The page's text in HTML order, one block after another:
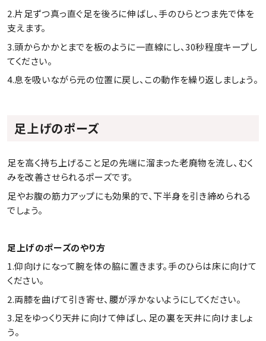
2.片足ずつ真っ直ぐ足を後ろに伸ばし、手のひらとつま先で体を
支えます。
3.頭からかかとまでを板のように一直線にし、30秒程度キープし
てください。
4.息を吸いながら元の位置に戻し、この動作を繰り返しましょう。
足上げのポーズ
足を高く持ち上げること足の先端に溜まった老廃物を流し、むく
みを改善させられるポーズです。
足やお腹の筋力アップにも効果的で、下半身を引き締められる
でしょう。
足上げのポーズのやり方
1.仰向けになって腕を体の脇に置きます。手のひらは床に向けて
ください。
2.両膝を曲げて引き寄せ、腰が浮かないようにしてください。
3.足をゆっくり天井に向けて伸ばし、足の裏を天井に向けましょ
う。